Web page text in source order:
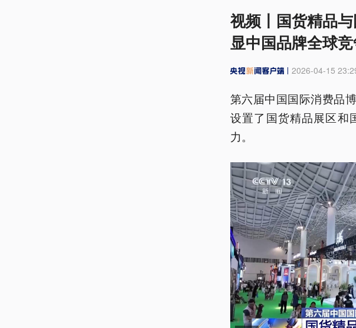
视频丨国货精品
显中国品牌全球
2026-04-15
第六届中国国际消费品
设置了国货精品展区和
力。